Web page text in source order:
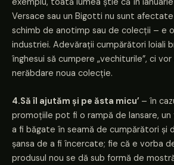
Versace sau un Bigotti nu sunt
schimb de anotimp sau de colecții – e
industriei. Adevărații cumpărători loiali
înghesui să cumpere „vechiturile”, ci
nerăbdare noua colecție.
4.Să îl ajutăm și pe ăsta micu’ – în
promoțiile pot fi o rampă de lansare,
a fi băgate în seamă de cumpărători și
șansa de a fi încercate; fie că e vorba
produsul nou se dă sub formă de